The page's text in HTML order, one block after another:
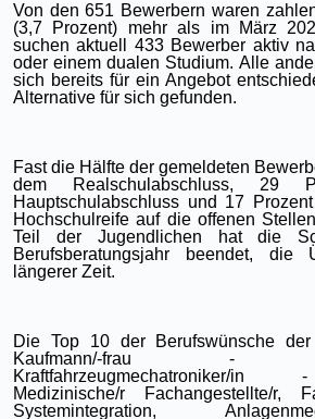
Von den 651 Bewerbern waren
(3,7 Prozent) mehr als im März
suchen aktuell 433 Bewerber aktiv
oder einem dualen Studium. Alle
sich bereits für ein Angebot
Alternative für sich gefunden.
Fast die Hälfte der gemeldeten
dem Realschulabschluss, 29
Hauptschulabschluss und 17
Hochschulreife auf die offenen
Teil der Jugendlichen hat die
Berufsberatungsjahr beendet, die
längerer Zeit.
Die Top 10 der Berufswünsche
Kaufmann/-frau -
Kraftfahrzeugmechatroniker/
Medizinische/r Fachangestellte/r,
Systemintegration,